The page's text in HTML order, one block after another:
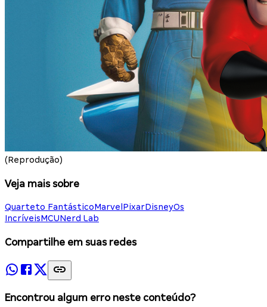
(Reprodução)
Veja mais sobre
Quarteto FantásticoMarvel PixarDisneyOs
IncríveisMCUNerd Lab
Compartilhe em suas redes
Encontrou algum erro neste conteúdo?